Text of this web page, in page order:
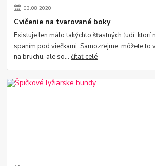
03.08.2020
Cvičenie na tvarované boky
Existuje len málo takýchto šťastných ľudí, ktorí
spaním pod viečkami. Samozrejme, môžete to
na bruchu, ale so...čítať celé